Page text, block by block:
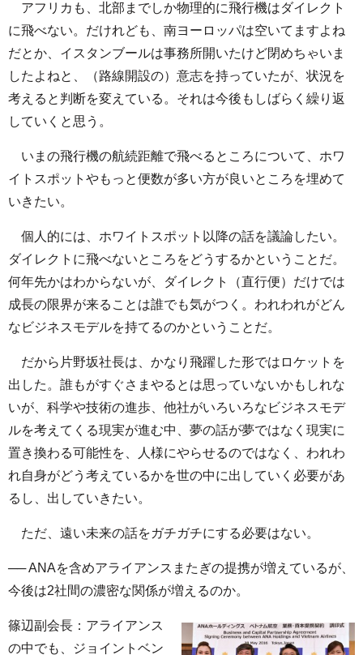
アフリカも、北部までしか物理的に飛行機はダイレクト
に飛べない。だけれども、南ヨーロッパは空いてますよね
だとか、イスタンブールは事務所開いたけど閉めちゃいま
したよねと、（路線開設の）意志を持っていたが、状況を
考えると判断を変えている。それは今後もしばらく繰り返
していくと思う。
いまの飛行機の航続距離で飛べるところについて、ホワ
イトスポットやもっと便数が多い方が良いところを埋めて
いきたい。
個人的には、ホワイトスポット以降の話を議論したい。
ダイレクトに飛べないところをどうするかということだ。
何年先かはわからないが、ダイレクト（直行便）だけでは
成長の限界が来ることは誰でも気がつく。われわれがどん
なビジネスモデルを持てるのかということだ。
だから片野坂社長は、かなり飛躍した形ではロケットを
出した。誰もがすぐさまやるとは思っていないかもしれな
いが、科学や技術の進歩、他社がいろいろなビジネスモデ
ルを考えてくる現実が進む中、夢の話が夢ではなく現実に
置き換わる可能性を、人様にやらせるのではなく、われわ
れ自身がどう考えているかを世の中に出していく必要があ
るし、出していきたい。
ただ、遠い未来の話をガチガチにする必要はない。
── ANAを含めアライアンスまたぎの提携が増えているが、
今後は2社間の濃密な関係が増えるのか。
篠辺副会長：アライアンス
の中でも、ジョイントベン